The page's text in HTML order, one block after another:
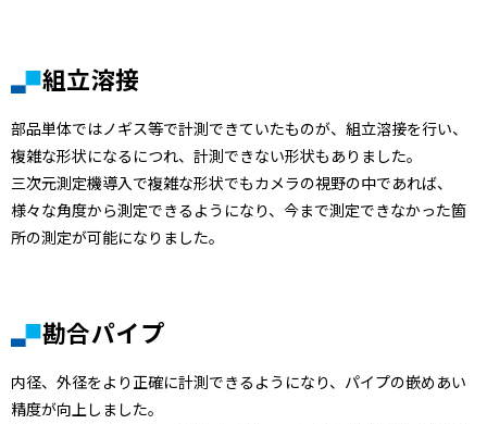
組立溶接
部品単体ではノギス等で計測できていたものが、組立溶接を行い、
複雑な形状になるにつれ、計測できない形状もありました。
三次元測定機導入で複雑な形状でもカメラの視野の中であれば、
様々な角度から測定できるようになり、今まで測定できなかった箇
所の測定が可能になりました。
勘合パイプ
内径、外径をより正確に計測できるようになり、パイプの嵌めあい
精度が向上しました。